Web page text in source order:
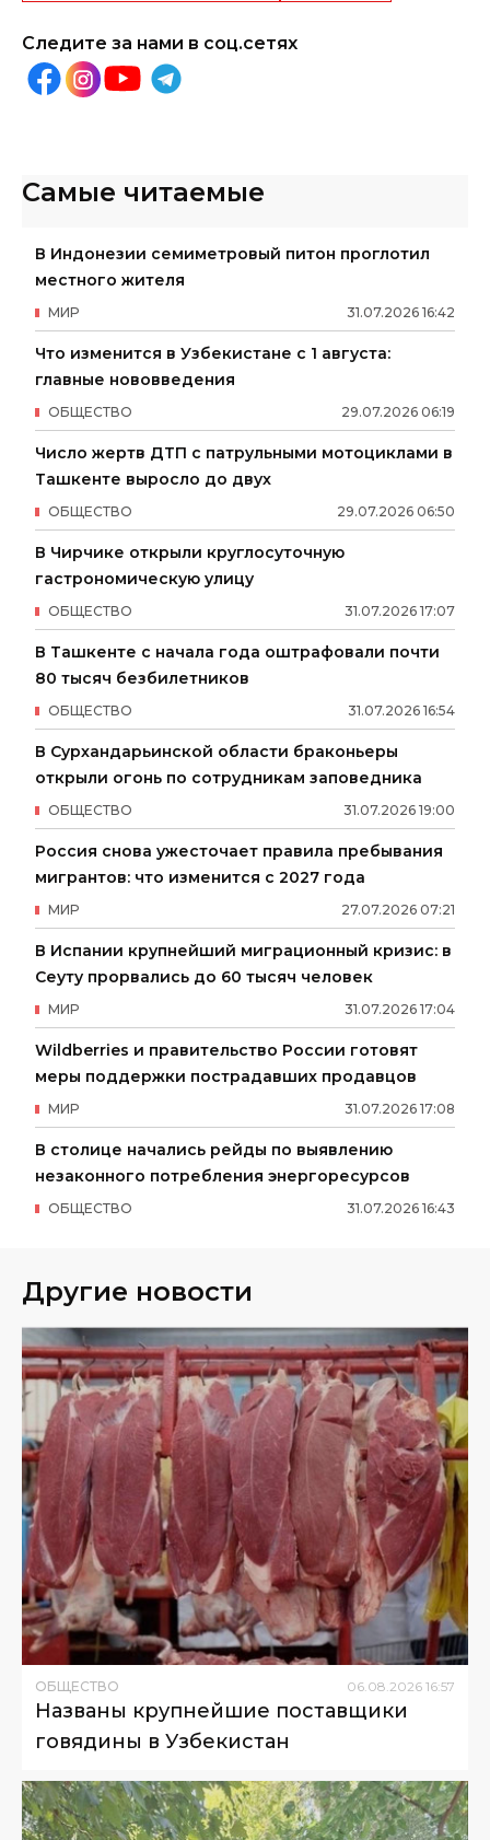
Следите за нами в соц.сетях
Самые читаемые
В Индонезии семиметровый питон проглотил
местного жителя
31.07.2026 16:42
МИР
Что изменится в Узбекистане с 1 августа:
главные нововведения
29.07.2026 06:19
ОБЩЕСТВО
Число жертв ДТП с патрульными мотоциклами в
Ташкенте выросло до двух
29.07.2026 06:50
ОБЩЕСТВО
В Чирчике открыли круглосуточную
гастрономическую улицу
31.07.2026 17:07
ОБЩЕСТВО
В Ташкенте с начала года оштрафовали почти
80 тысяч безбилетников
31.07.2026 16:54
ОБЩЕСТВО
В Сурхандарьинской области браконьеры
открыли огонь по сотрудникам заповедника
31.07.2026 19:00
ОБЩЕСТВО
Россия снова ужесточает правила пребывания
мигрантов: что изменится с 2027 года
27.07.2026 07:21
МИР
В Испании крупнейший миграционный кризис: в
Сеуту прорвались до 60 тысяч человек
31.07.2026 17:04
МИР
Wildberries и правительство России готовят
меры поддержки пострадавших продавцов
31.07.2026 17:08
МИР
В столице начались рейды по выявлению
незаконного потребления энергоресурсов
31.07.2026 16:43
ОБЩЕСТВО
Другие новости
ОБЩЕСТВО 06.08.2026 16:57
Названы крупнейшие поставщики
говядины в Узбекистан